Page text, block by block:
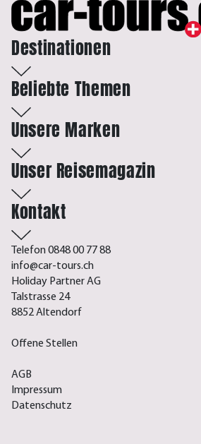
Destinationen
Beliebte Themen
Unsere Marken
Unser Reisemagazin
Kontakt
Telefon 0848 00 77 88
info@car-tours.ch
Holiday Partner AG
Talstrasse 24
8852 Altendorf
Offene Stellen
AGB
Impressum
Datenschutz